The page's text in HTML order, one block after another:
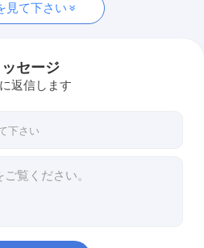
装置
硫装置
の出版物
見て下さい
セージ
返信します